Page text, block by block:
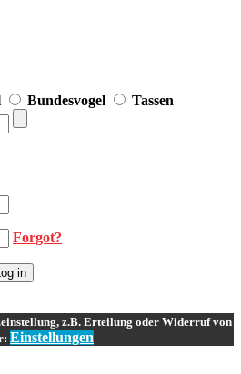
Bundesvogel Tassen
Forgot?
Log in
z.B. Erteilung oder Widerruf von
Einstellungen